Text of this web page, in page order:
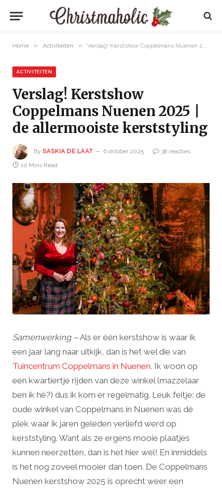
Home » Activiteiten » Verslag! Kerstshow Coppelmans Nuenen 2025 | de allermooiste kerststyling
ACTIVITEITEN
Verslag! Kerstshow
Coppelmans Nuenen 2025 |
de allermooiste kerststyling
By SASKIA DE LAAT 6 oktober 2025
38 reacties
10 Mins Read
Samenwerking –Als er één kerstshow is waar ik
een jaar lang naar uitkijk, dan is het wel die van
Tuincentrum Coppelmans in Nuenen. Ik woon op
een kwartiertje rijden van deze winkel (mazzelaar
ben ik hè?) dus ik kom er regelmatig. Leuk feitje: de
oude winkel van Coppelmans in Nuenen was dé
plek waar ik jaren geleden verliefd werd op
kerststyling. Want als ze ergens mooie plaatjes
kunnen neerzetten, dan is het hier wel! En inmiddels
is het nog zoveel mooier dan toen. De Coppelmans
Nuenen kerstshow 2025 is oprecht weer een